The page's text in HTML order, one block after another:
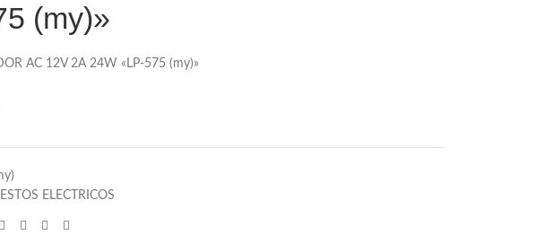
(my)»
AC 12V 2A 24W «LP-575 (my)»
ELECTRICOS